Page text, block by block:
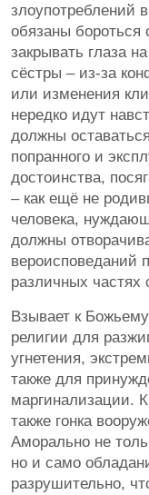
злоупотреблений
обязаны
закрывать глаза
сёстры – из-за
или изменения
нередко идут
должны
попранного и
достоинства,
– как ещё не
человека,
должны
вероисповеданий
различных частях
Взывает к
религии для
угнетения,
также для
маргинализации.
также гонка
Аморально не
но и само
разрушительно,